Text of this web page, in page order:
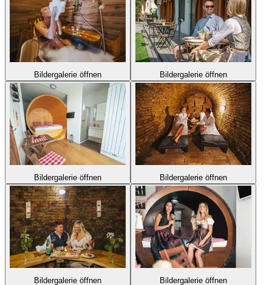
Bildergalerie öffnen Bildergalerie öffnen
Bildergalerie öffnen Bildergalerie öffnen
Bildergalerie öffnen Bildergalerie öffnen